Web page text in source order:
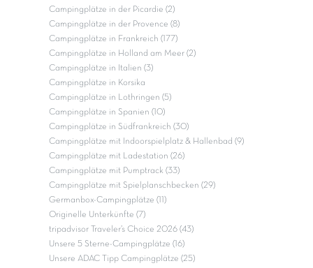
Campingplätze in der Picardie (2)
Campingplätze in der Provence (8)
Campingplätze in Frankreich (177)
Campingplätze in Holland am Meer (2)
Campingplätze in Italien (3)
Campingplätze in Korsika
Campingplätze in Lothringen (5)
Campingplätze in Spanien (10)
Campingplätze in Südfrankreich (30)
Campingplätze mit Indoorspielplatz & Hallenbad (9)
Campingplätze mit Ladestation (26)
Campingplätze mit Pumptrack (33)
Campingplätze mit Spielplanschbecken (29)
Germanbox-Campingplätze (11)
Originelle Unterkünfte (7)
tripadvisor Traveler’s Choice 2026 (43)
Unsere 5 Sterne-Campingplätze (16)
Unsere ADAC Tipp Campingplätze (25)